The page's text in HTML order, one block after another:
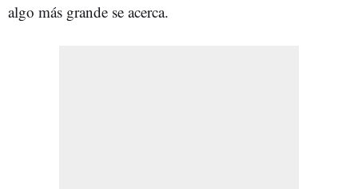
algo más grande se acerca.